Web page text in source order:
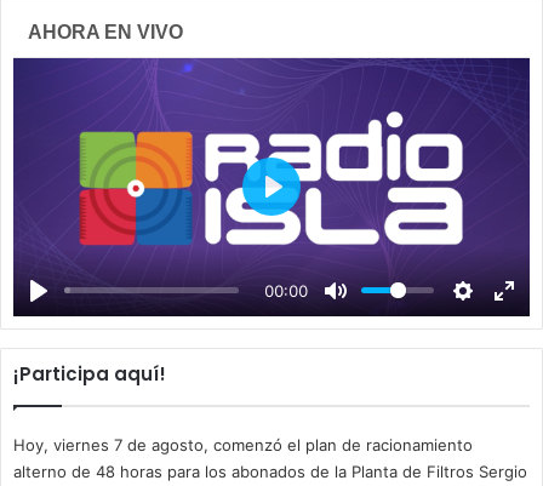
AHORA EN VIVO
00:00
P
a
y
¡Participa aquí!
Hoy, viernes 7 de agosto, comenzó el plan de racionamiento
alterno de 48 horas para los abonados de la Planta de Filtros Sergio